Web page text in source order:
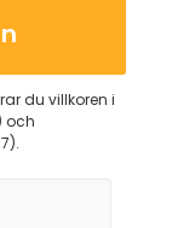
du villkoren i
och